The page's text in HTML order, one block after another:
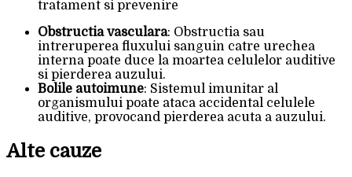
Obstructia vasculara: Obstructia sau
intreruperea fluxului sanguin catre urechea
interna poate duce la moartea celulelor auditive
si pierderea auzului.
Bolile autoimune: Sistemul imunitar al
organismului poate ataca accidental celulele
auditive, provocand pierderea acuta a auzului.
Alte cauze